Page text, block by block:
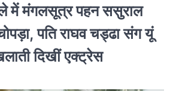
में मंगलसूत्र पहन ससुराल
पति राघव चड्ढा संग यूं
दिखीं एक्ट्रेस